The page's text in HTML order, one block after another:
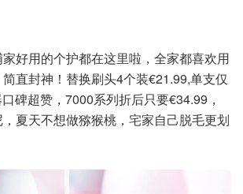
好用的个护都在这里啦，全家都喜欢用
直封神！替换刷头4个装€21.99,单支仅
碑超赞，7000系列折后只要€34.99，
夏天不想做猕猴桃，宅家自己脱毛更划